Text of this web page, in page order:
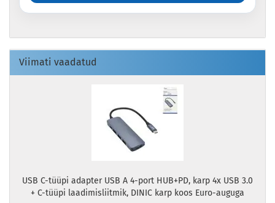
Viimati vaadatud
USB C-tüüpi adapter USB A 4-port HUB+PD, karp 4x USB 3.0
+ C-tüüpi laadimisliitmik, DINIC karp koos Euro-auguga